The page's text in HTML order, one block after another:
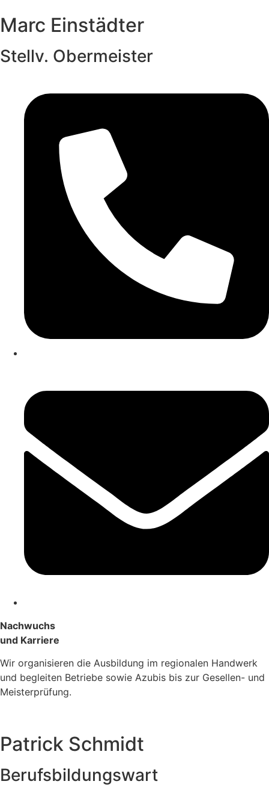
Marc Einstädter
Stellv. Obermeister
Nachwuchs
und Karriere
Wir organisieren die Ausbildung im regionalen Handwerk
und begleiten Betriebe sowie Azubis bis zur Gesellen- und
Meisterprüfung.
Patrick Schmidt
Berufsbildungswart